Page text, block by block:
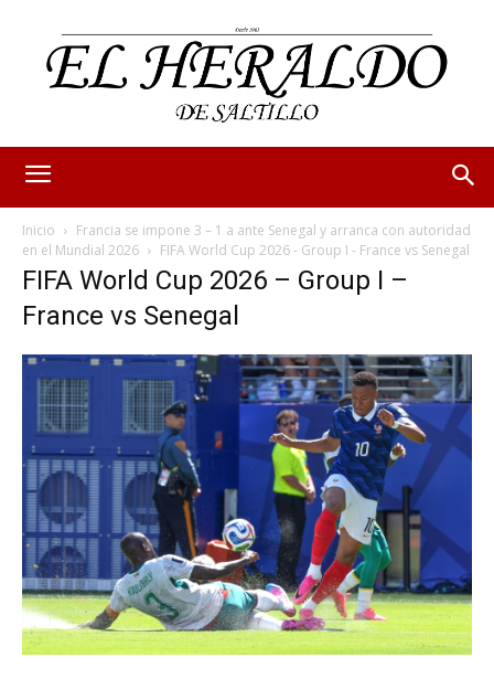
Inicio
Francia se impone 3 – 1 a ante Senegal y arranca con autoridad
en el Mundial 2026
FIFA World Cup 2026 - Group I - France vs Senegal
FIFA World Cup 2026 – Group I –
France vs Senegal